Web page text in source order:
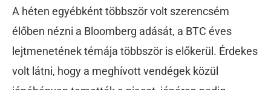
A héten egyébként többször volt szerencsém
élőben nézni a Bloomberg adását, a BTC éves
lejtmenetének témája többször is előkerül. Érdekes
volt látni, hogy a meghívott vendégek közül